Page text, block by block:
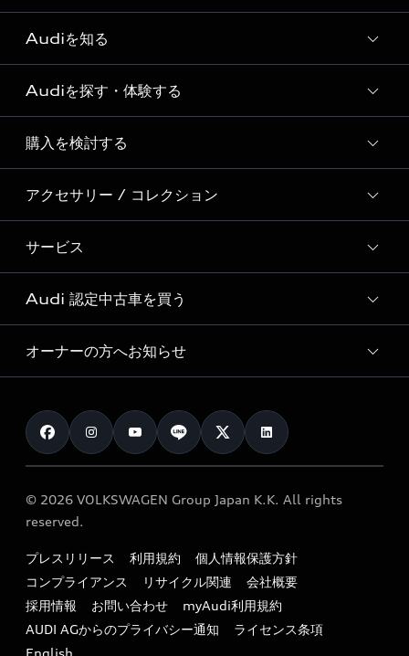
Audiを知る
Audi ブランド
Story of Progress
Audi Sport
Formula 1®
デジタルサービス
Audiを探す・体験する
ディーラー検索
新車在庫検索
試乗車・展示車検索
見積り依頼
試乗予約
購入を検討する
モデル一覧
特別仕様モデル / 限定モデル
e-tronラインアップ
価格シミュレーション
車両比較
カタログ一覧
アクセサリー / コレクション
純正アクセサリー
オンラインショップ
Audi collection
アウディナビアプリ
サービス
サービス入庫予約
サービスプログラム
メンテナンス
車検 / 定期点検
e-tronアフターサポート
myAudi
Audi 認定中古車を買う
Audi認定中古車
クオリティ
保証
メンテナンス
ファイナンス
キャンペーン / イベント
買取査定
オーナーの方へお知らせ
お知らせ
オーナー様向けキャンペーン
特定整備適用車一覧
リサイクル法
よくある質問（FAQ）
© 2026 VOLKSWAGEN Group Japan K.K. All rights
reserved.
プレスリリース 利用規約
個人情報保護方針
コンプライアンス
リサイクル関連
会社概要
採用情報
お問い合わせ
myAudi利用規約
AUDI AGからのプライバシー通知
ライセンス条項
English